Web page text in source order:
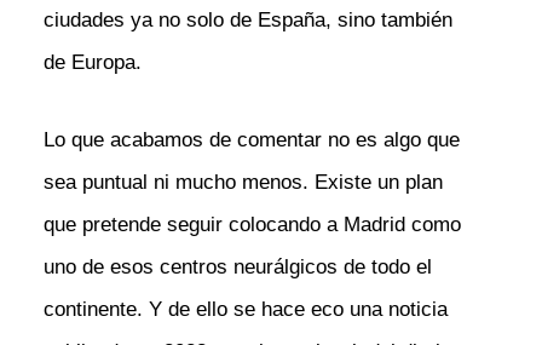
ciudades ya no solo de España, sino también
de Europa.
Lo que acabamos de comentar no es algo que
sea puntual ni mucho menos. Existe un plan
que pretende seguir colocando a Madrid como
uno de esos centros neurálgicos de todo el
continente. Y de ello se hace eco una noticia